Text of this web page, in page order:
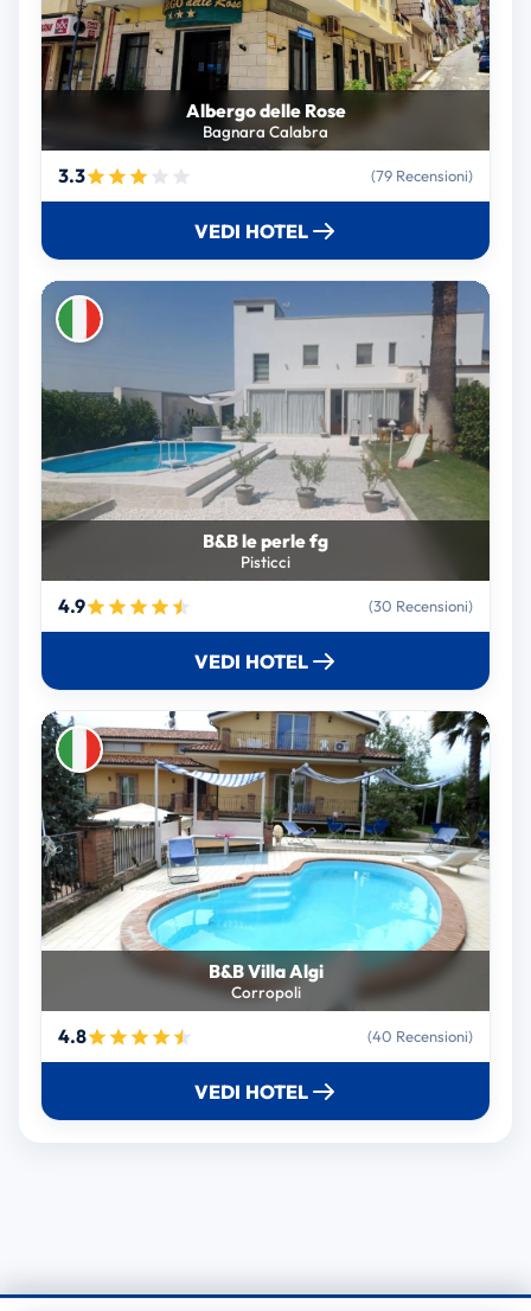
Albergo delle Rose
Bagnara Calabra
3.3 (79 Recensioni)
VEDI HOTEL
B&B le perle fg
Pisticci
4.9 (30 Recensioni)
VEDI HOTEL
B&B Villa Algi
Corropoli
4.8 (40 Recensioni)
VEDI HOTEL